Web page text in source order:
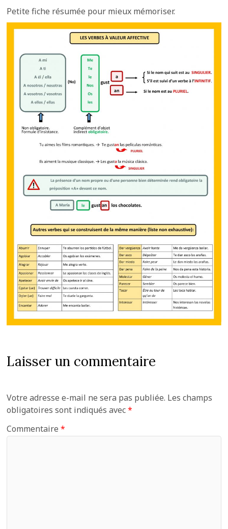
Petite fiche résumée pour mieux mémoriser.
Laisser un commentaire
Votre adresse e-mail ne sera pas publiée. Les champs
obligatoires sont indiqués avec*
Commentaire*